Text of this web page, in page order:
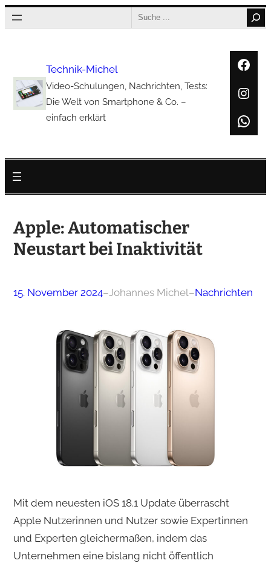
Zum
Inhalt
Search
Technik-Michel
Video-Schulungen, Nachrichten, Tests:
Die Welt von Smartphone & Co. –
einfach erklärt
Apple: Automatischer
Neustart bei Inaktivität
15. November 2024–Johannes Michel–Nachrichten
Mit dem neuesten iOS 18.1 Update überrascht
Apple Nutzerinnen und Nutzer sowie Expertinnen
und Experten gleichermaßen, indem das
Unternehmen eine bislang nicht öffentlich